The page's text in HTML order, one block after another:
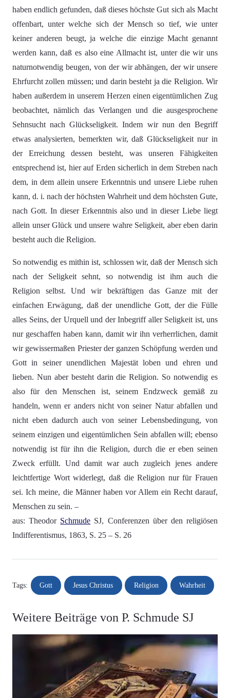
haben endlich gefunden, daß dieses höchste Gut sich als Macht
offenbart, unter welche sich der Mensch so tief, wie unter
keiner anderen beugt, ja welche die einzige Macht genannt
werden kann, daß es also eine Allmacht ist, unter die wir uns
naturnotwendig beugen, von der wir abhängen, der wir unsere
Ehrfurcht zollen müssen; und darin besteht ja die Religion. Wir
haben außerdem in unserem Herzen einen eigentümlichen Zug
beobachtet, nämlich das Verlangen und die ausgesprochene
Sehnsucht nach Glückseligkeit. Indem wir nun den Begriff
etwas analysierten, bemerkten wir, daß Glückseligkeit nur in
der Erreichung dessen besteht, was unseren Fähigkeiten
entsprechend ist, hier auf Erden sicherlich in dem Streben nach
dem, in dem allein unsere Erkenntnis und unsere Liebe ruhen
kann, d. i. nach der höchsten Wahrheit und dem höchsten Gute,
nach Gott. In dieser Erkenntnis also und in dieser Liebe liegt
allein unser Glück und unsere wahre Seligkeit, aber eben darin
besteht auch die Religion.
So notwendig es mithin ist, schlossen wir, daß der Mensch sich
nach der Seligkeit sehnt, so notwendig ist ihm auch die
Religion selbst. Und wir bekräftigen das Ganze mit der
einfachen Erwägung, daß der unendliche Gott, der die Fülle
alles Seins, der Urquell und der Inbegriff aller Seligkeit ist, uns
nur geschaffen haben kann, damit wir ihn verherrlichen, damit
wir gewissermaßen Priester der ganzen Schöpfung werden und
Gott in seiner unendlichen Majestät loben und ehren und
lieben. Nun aber besteht darin die Religion. So notwendig es
also für den Menschen ist, seinem Endzweck gemäß zu
handeln, wenn er anders nicht von seiner Natur abfallen und
nicht eben dadurch auch von seiner Lebensbedingung, von
seinem einzigen und eigentümlichen Sein abfallen will; ebenso
notwendig ist für ihn die Religion, durch die er eben seinen
Zweck erfüllt. Und damit war auch zugleich jenes andere
leichtfertige Wort widerlegt, daß die Religion nur für Frauen
sei. Ich meine, die Männer haben vor Allem ein Recht darauf,
Menschen zu sein. –
aus: Theodor Schmude SJ, Conferenzen über den religiösen
Indifferentismus, 1863, S. 25 – S. 26
Tags: Gott Jesus Christus Religion Wahrheit
Weitere Beiträge von P. Schmude SJ